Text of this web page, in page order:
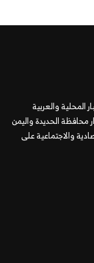
المحلية والعربية
محافظة الحديدة واليمن
والاجتماعية على